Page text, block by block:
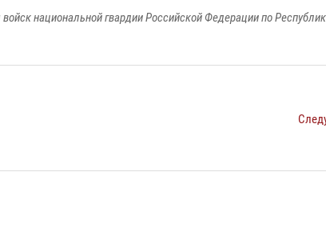
национальной гвардии Российской Федерации по